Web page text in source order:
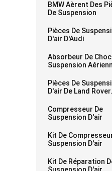
BMW Aèrent Des
De Suspension
Pièces De
D'air D'Audi
Absorbeur De Choc
Suspension
Pièces De
D'air De Land
Compresseur De
Suspension D'air
Kit De
Suspension D'air
Kit De Réparation